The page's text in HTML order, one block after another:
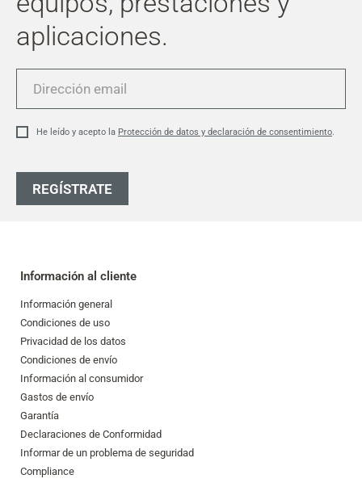
aplicaciones.
email
He leído y acepto la Protección de datos y declaración de consentimiento.
REGÍSTRATE
Información al cliente
Información general
Condiciones de uso
Privacidad de los datos
Condiciones de envío
Información al consumidor
Gastos de envío
Garantía
Declaraciones de Conformidad
Informar de un problema de seguridad
Compliance